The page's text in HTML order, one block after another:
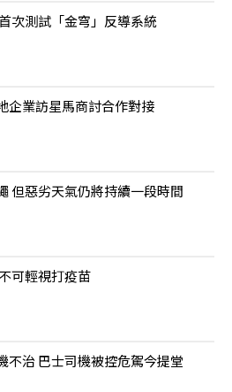
次測試「金穹」反導系統
企業訪星馬商討合作對接
但惡劣天氣仍將持續一段時間
可輕視打疫苗
不治 巴士司機被控危駕今提堂